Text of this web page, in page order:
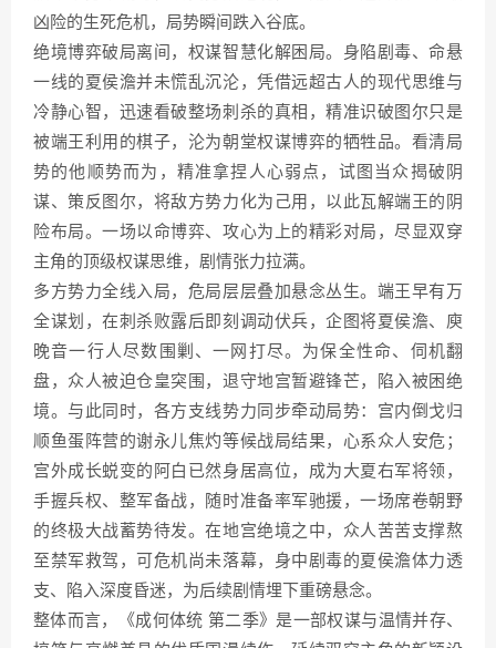
凶险的生死危机，局势瞬间跌入谷底。
绝境博弈破局离间，权谋智慧化解困局。身陷剧毒、命悬
一线的夏侯澹并未慌乱沉沦，凭借远超古人的现代思维与
冷静心智，迅速看破整场刺杀的真相，精准识破图尔只是
被端王利用的棋子，沦为朝堂权谋博弈的牺牲品。看清局
势的他顺势而为，精准拿捏人心弱点，试图当众揭破阴
谋、策反图尔，将敌方势力化为己用，以此瓦解端王的阴
险布局。一场以命博弈、攻心为上的精彩对局，尽显双穿
主角的顶级权谋思维，剧情张力拉满。
多方势力全线入局，危局层层叠加悬念丛生。端王早有万
全谋划，在刺杀败露后即刻调动伏兵，企图将夏侯澹、庾
晚音一行人尽数围剿、一网打尽。为保全性命、伺机翻
盘，众人被迫仓皇突围，退守地宫暂避锋芒，陷入被困绝
境。与此同时，各方支线势力同步牵动局势：宫内倒戈归
顺鱼蛋阵营的谢永儿焦灼等候战局结果，心系众人安危；
宫外成长蜕变的阿白已然身居高位，成为大夏右军将领，
手握兵权、整军备战，随时准备率军驰援，一场席卷朝野
的终极大战蓄势待发。在地宫绝境之中，众人苦苦支撑熬
至禁军救驾，可危机尚未落幕，身中剧毒的夏侯澹体力透
支、陷入深度昏迷，为后续剧情埋下重磅悬念。
整体而言，《成何体统 第二季》是一部权谋与温情并存、